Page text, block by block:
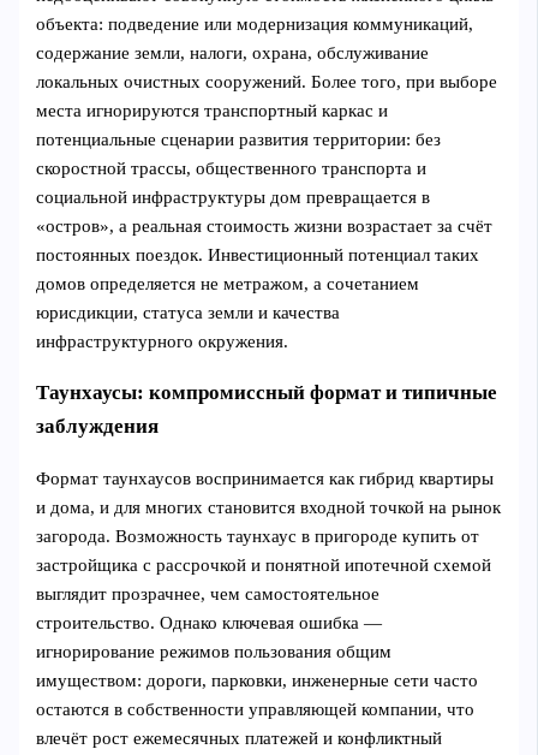
объекта: подведение или модернизация коммуникаций,
содержание земли, налоги, охрана, обслуживание
локальных очистных сооружений. Более того, при выборе
места игнорируются транспортный каркас и
потенциальные сценарии развития территории: без
скоростной трассы, общественного транспорта и
социальной инфраструктуры дом превращается в
«остров», а реальная стоимость жизни возрастает за счёт
постоянных поездок. Инвестиционный потенциал таких
домов определяется не метражом, а сочетанием
юрисдикции, статуса земли и качества
инфраструктурного окружения.
Таунхаусы: компромиссный формат и типичные
заблуждения
Формат таунхаусов воспринимается как гибрид квартиры
и дома, и для многих становится входной точкой на рынок
загорода. Возможность таунхаус в пригороде купить от
застройщика с рассрочкой и понятной ипотечной схемой
выглядит прозрачнее, чем самостоятельное
строительство. Однако ключевая ошибка —
игнорирование режимов пользования общим
имуществом: дороги, парковки, инженерные сети часто
остаются в собственности управляющей компании, что
влечёт рост ежемесячных платежей и конфликтный